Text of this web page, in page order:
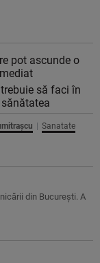
pot ascunde o
să faci în
Sanatate
din București. A